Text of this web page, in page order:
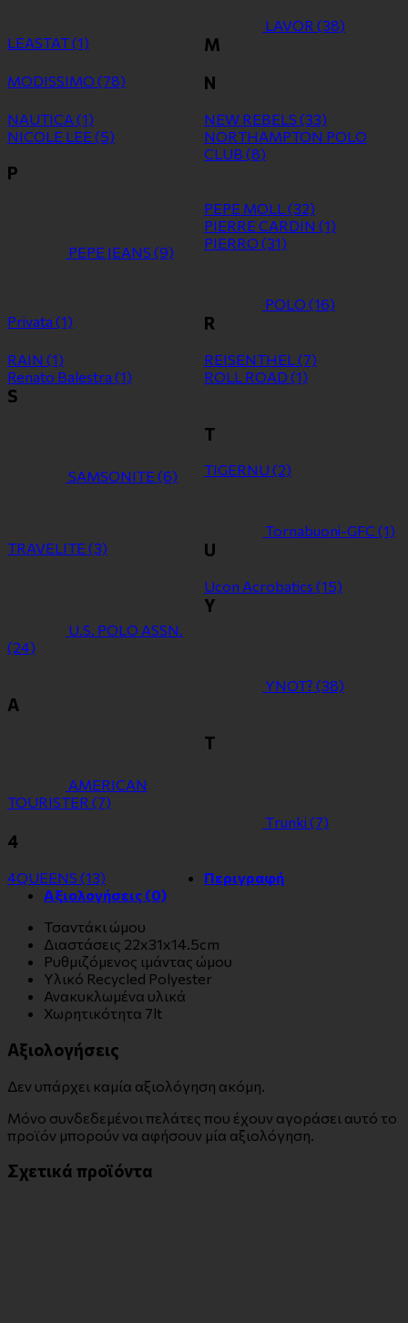
LAVOR (38)
LEASTAT(1) M
MODISSIMO (78) N
NAUTICA (1) NEW REBELS (33)
NICOLE LEE (5)
NORTHAMPTON POLO
CLUB (8)
P
PEPE JEANS (9)
PEPE MOLL(32)
PIERRE CARDIN (1)
PIERRO (31)
POLO (16)
Privata (1) R
RAIN (1) REISENTHEL(7)
Renato Balestra (1) ROLL ROAD (1)
S
SAMSONITE (6)
T
TIGERNU (2)
Tornabuoni-GFC (1)
TRAVELITE (3) U
U.S. POLO ASSN.
(24)
Ucon Acrobatics (15)
Y
YNOT? (38)
Α
ΑMERICAN
TOURISTER (7)
Τ
Τrunki (7)
4
4QUEENS (13)
Περιγραφή
Αξιολογήσεις (0)
Τσαντάκι ώμου
Διαστάσεις 22x31x14.5cm
Ρυθμιζόμενος ιμάντας ώμου
Υλικό Recycled Polyester
Ανακυκλωμένα υλικά
Χωρητικότητα 7lt
Αξιολογήσεις
Δεν υπάρχει καμία αξιολόγηση ακόμη.
Μόνο συνδεδεμένοι πελάτες που έχουν αγοράσει αυτό το
προϊόν μπορούν να αφήσουν μία αξιολόγηση.
Σχετικά προϊόντα